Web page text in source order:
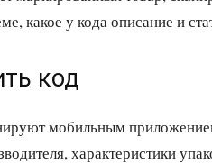
какое у кода описание и
код
мобильным
характеристики